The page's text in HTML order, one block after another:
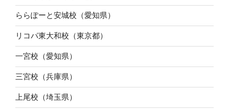
ららぽーと安城校（愛知県）
リコパ東大和校（東京都）
一宮校（愛知県）
三宮校（兵庫県）
上尾校（埼玉県）